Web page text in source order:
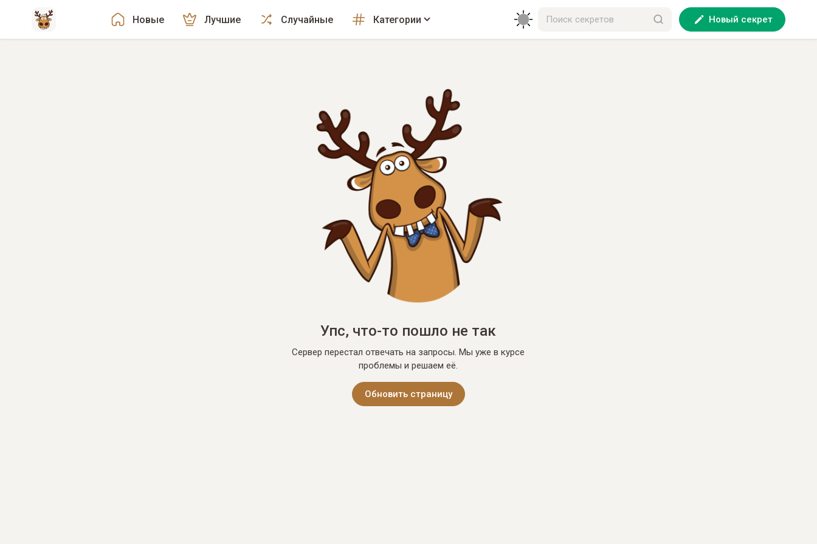
Новые Лучшие Случайные Категории Новый секрет
Упс, что-то пошло не так
Сервер перестал отвечать на запросы. Мы уже в курсе
проблемы и решаем её.
Обновить страницу